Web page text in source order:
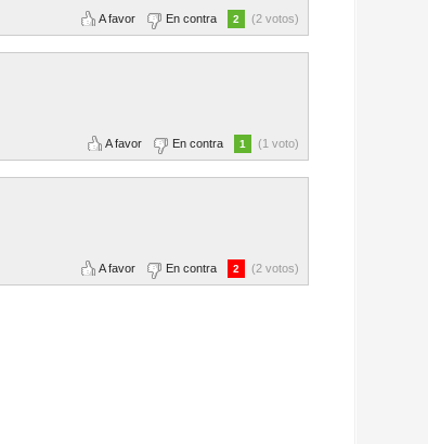
A favor En contra 2 (2 votos)
A favor En contra 1 (1 voto)
A favor En contra 2 (2 votos)